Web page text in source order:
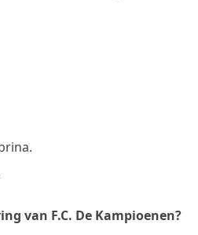
van F.C. De Kampioenen?